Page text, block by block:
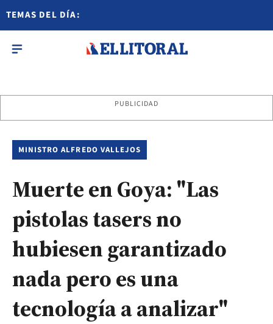
TEMAS DEL DÍA:
PUBLICIDAD
MINISTRO ALFREDO VALLEJOS
Muerte en Goya: "Las
pistolas tasers no
hubiesen garantizado
nada pero es una
tecnología a analizar"